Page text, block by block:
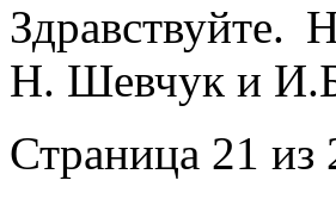
Н. Шевчук и
Страница 21 из